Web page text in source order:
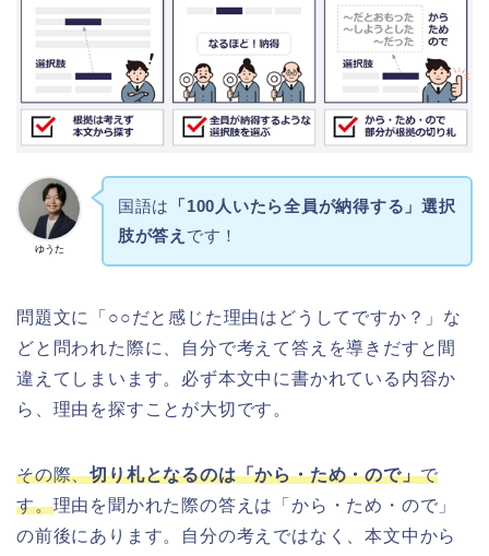
ゆうた
国語は
「100人いたら全員が納得する」選択
肢が答え です！
問題文に「○○だと感じた理由はどうしてですか？」な
どと問われた際に、自分で考えて答えを導きだすと間
違えてしまいます。必ず本文中に書かれている内容か
ら、理由を探すことが大切です。
その際、切り札となるのは「から・ため・ので」で
す。理由を聞かれた際の答えは「から・ため・ので」
の前後にあります。自分の考えではなく、本文中から